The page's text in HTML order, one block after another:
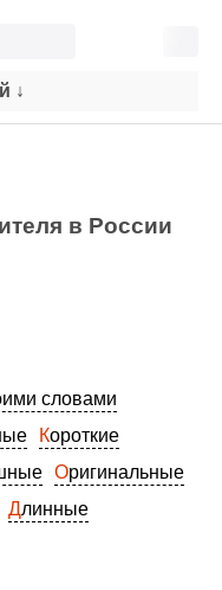
↓
в России
словами
Короткие
Оригинальные
Длинные